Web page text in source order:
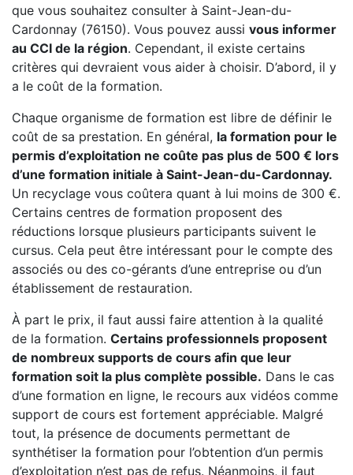
que vous souhaitez consulter à Saint-Jean-du-
Cardonnay (76150). Vous pouvez aussi vous informer
au CCI de la région. Cependant, il existe certains
critères qui devraient vous aider à choisir. D’abord, il y
a le coût de la formation.
Chaque organisme de formation est libre de définir le
coût de sa prestation. En général, la formation pour le
permis d’exploitation ne coûte pas plus de 500 € lors
d’une formation initiale à Saint-Jean-du-Cardonnay.
Un recyclage vous coûtera quant à lui moins de 300 €.
Certains centres de formation proposent des
réductions lorsque plusieurs participants suivent le
cursus. Cela peut être intéressant pour le compte des
associés ou des co-gérants d’une entreprise ou d’un
établissement de restauration.
À part le prix, il faut aussi faire attention à la qualité
de la formation. Certains professionnels proposent
de nombreux supports de cours afin que leur
formation soit la plus complète possible. Dans le cas
d’une formation en ligne, le recours aux vidéos comme
support de cours est fortement appréciable. Malgré
tout, la présence de documents permettant de
synthétiser la formation pour l’obtention d’un permis
d’exploitation n’est pas de refus. Néanmoins, il faut